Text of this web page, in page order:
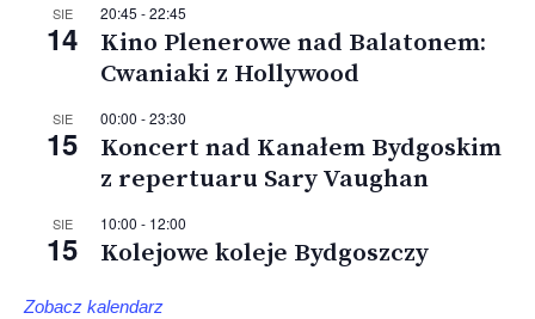
SIE
14
20:45 -22:45
Kino Plenerowe nad Balatonem:
Cwaniaki z Hollywood
SIE
15
00:00 -23:30
Koncert nad Kanałem Bydgoskim
z repertuaru Sary Vaughan
SIE
15
10:00 - 12:00
Kolejowe koleje Bydgoszczy
Zobacz kalendarz